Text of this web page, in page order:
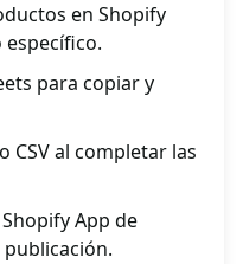
en Shopify
para copiar y
CSV al completar las
App de